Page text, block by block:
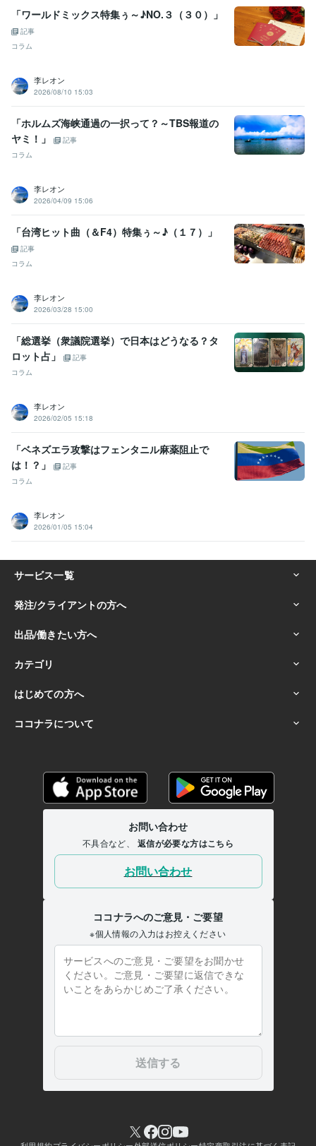
「ワールドミックス特集ぅ～♪NO.３（３０）」
記事
コラム
李レオン
2026/08/10 15:03
「ホルムズ海峡通過の一択って？～TBS報道の
ヤミ！」
記事
コラム
李レオン
2026/04/09 15:06
「台湾ヒット曲（＆F4）特集ぅ～♪（１７）」
記事
コラム
李レオン
2026/03/28 15:00
「総選挙（衆議院選挙）で日本はどうなる？タ
ロット占」
記事
コラム
李レオン
2026/02/05 15:18
「ベネズエラ攻撃はフェンタニル麻薬阻止で
は！？」
記事
コラム
李レオン
2026/01/05 15:04